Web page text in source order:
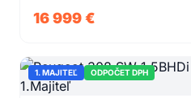
16 999 €
1. MAJITEĽ ODPOČET DPH